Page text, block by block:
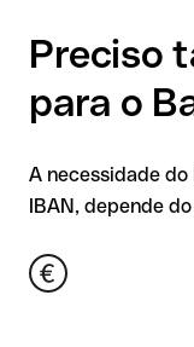
Preciso
para o
A necessidade do
IBAN, depende